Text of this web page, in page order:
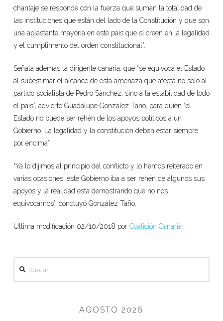
chantaje se responde con la fuerza que suman la totalidad de
las instituciones que están del lado de la Constitución y que son
una aplastante mayoría en este país que sí creen en la legalidad
y el cumplimento del orden constitucional”.
Señala además la dirigente canaria, que “se equivoca el Estado
al subestimar el alcance de esta amenaza que afecta no solo al
partido socialista de Pedro Sánchez, sino a la estabilidad de todo
el país”, advierte Guadalupe González Taño, para quien “el
Estado no puede ser rehén de los apoyos políticos a un
Gobierno. La legalidad y la constitución deben estar siempre
por encima”.
“Ya lo dijimos al principio del conflicto y lo hemos reiterado en
varias ocasiones: este Gobierno iba a ser rehén de algunos sus
apoyos y la realidad está demostrando que no nos
equivocamos”, concluyó González Taño.
Ultima modificación 02/10/2018 por Coalición Canaria
AGOSTO 2026